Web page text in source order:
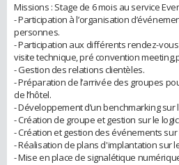
Missions : Stage de 6 mois au service
- Participation à l’organisation
personnes.
- Participation aux différents rendez-
visite technique, pré convention
- Gestion des relations clientèles.
- Préparation de l’arrivée des groupes
de l’hôtel.
- Développement d’un benchmarking
- Création de groupe et gestion sur le
- Création et gestion des événements sur
- Réalisation de plans d'implantation sur
- Mise en place de signalétique